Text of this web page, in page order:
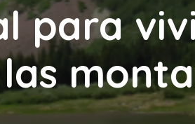
para